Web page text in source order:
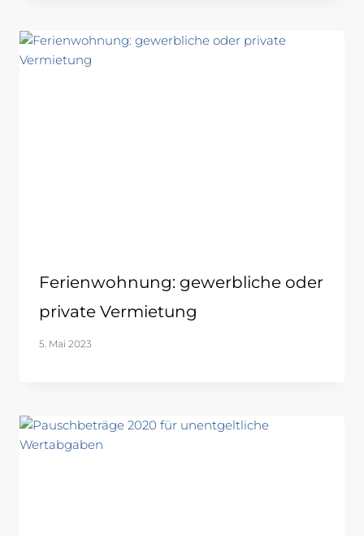
Ferienwohnung: gewerbliche oder
private Vermietung
5. Mai 2023